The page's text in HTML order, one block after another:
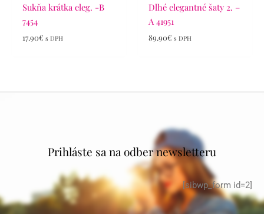
Sukňa krátka eleg. -B
7454
17.90€ s DPH
Dlhé elegantné šaty 2. –
A 41951
89.90€ s DPH
Prihláste sa na odber newsletteru
[sibwp_form id=2]